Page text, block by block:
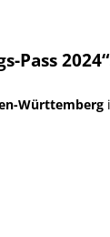
Pass
Württemberg